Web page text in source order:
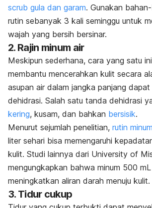
scrub gula dan garam. Gunakan
rutin sebanyak 3 kali seminggu untuk
wajah yang bersih bersinar.
2. Rajin minum air
Meskipun sederhana, cara yang satu
membantu mencerahkan kulit secara
asupan air dalam jangka panjang
dehidrasi. Salah satu tanda dehidrasi
kering, kusam, dan bahkan bersisik.
Menurut sejumlah penelitian, rutin
liter sehari bisa memengaruhi
kulit. Studi lainnya dari University of
mengungkapkan bahwa minum 500
meningkatkan aliran darah menuju kulit.
3. Tidur cukup